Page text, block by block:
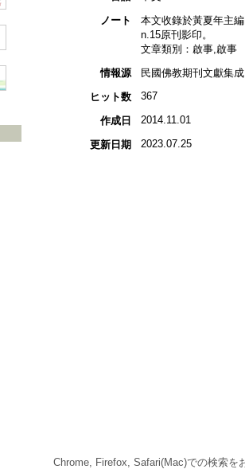
ノート
本文收錄於黃夏年主
n.15原刊影印。
文章類別：啟事,啟事
情報源
民國佛教期刊文獻集
ヒット数
367
作成日 2014.11.01
更新日期 2023.07.25
Chrome, Firefox, Safari(Mac)での検索を